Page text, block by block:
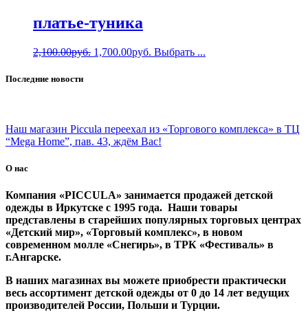
платье-туника
2,100.00руб. 1,700.00руб. Выбрать ...
Последние новости
Наш магазин Piccula переехал из «Торгового комплекса» в ТЦ
“Mega Home”, пав. 43, ждём Вас!
О нас
Компания «PICCULA» занимается продажей детской
одежды в Иркутске с 1995 года. Наши товары
представлены в старейших популярных торговых центрах
«Детский мир», «Торговый комплекс», в новом
современном молле «Снегирь», в ТРК «Фестиваль» в
г.Ангарске.
В наших магазинах вы можете приобрести практически
весь ассортимент детской одежды от 0 до 14 лет ведущих
производителей России, Польши и Турции.